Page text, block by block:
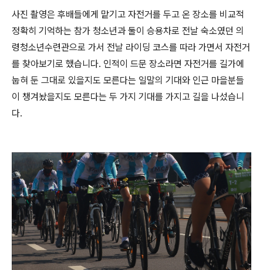
사진 촬영은 후배들에게 맡기고 자전거를 두고 온 장소를 비교적
정확히 기억하는 참가 청소년과 둘이 승용차로 전날 숙소였던 의
령청소년수련관으로 가서 전날 라이딩 코스를 따라 가면서 자전거
를 찾아보기로 했습니다. 인적이 드문 장소라면 자전거를 길가에
눕혀 둔 그대로 있을지도 모른다는 일말의 기대와 인근 마을분들
이 챙겨놨을지도 모른다는 두 가지 기대를 가지고 길을 나섰습니
다.